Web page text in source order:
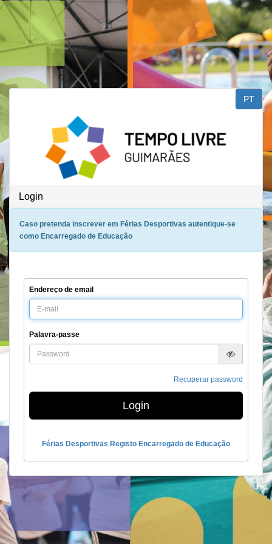
Saltar para o conteúdo
PT
Login
Caso pretenda inscrever em Férias Desportivas autentique-se
como Encarregado de Educação
Endereço de email
Palavra-passe
Recuperar password
Login
Férias Desportivas Registo Encarregado de Educação